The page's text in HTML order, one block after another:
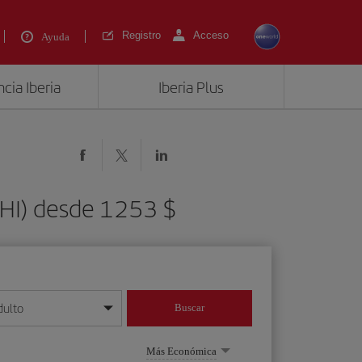
Ayuda Registro Acceso
Iberia Iberia Plus
desde 1253 $
mes/año
Buscar
Más Económica